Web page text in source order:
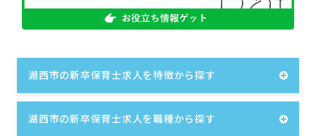
湖西市の新卒保育士求人を特徴から探す
湖西市の新卒保育士求人を職種から探す